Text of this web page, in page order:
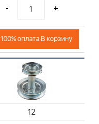
- +
оплата В корзину
12